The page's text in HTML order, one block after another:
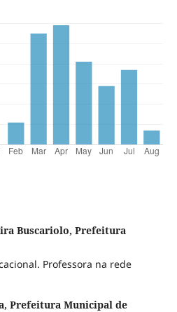
Buscariolo, Prefeitura
Professora na rede
Prefeitura Municipal de